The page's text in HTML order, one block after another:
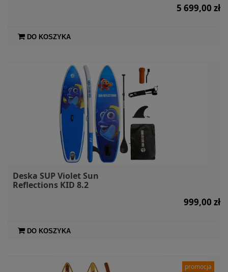
5 699,00 zł
DO KOSZYKA
Deska SUP Violet Sun
Reflections KID 8.2
999,00 zł
DO KOSZYKA
promocja